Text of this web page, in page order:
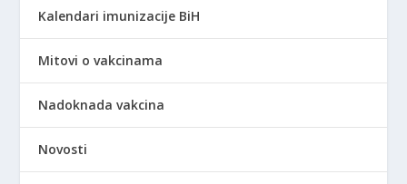
Kalendari imunizacije BiH
Mitovi o vakcinama
Nadoknada vakcina
Novosti